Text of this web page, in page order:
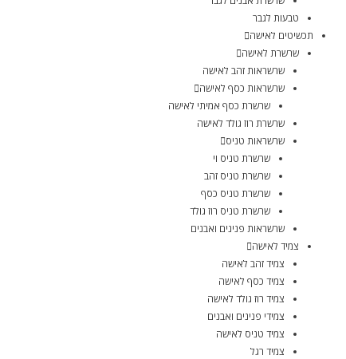
טבעות לגבר
תכשיטים לאישה
שרשרת לאישה
שרשראות זהב לאישה
שרשראות כסף לאישה
שרשרת כסף אמיתי לאישה
שרשרת רוז גולד לאישה
שרשראות טניס
שרשרת טניס וי
שרשרת טניס זהב
שרשרת טניס כסף
שרשרת טניס רוז גולד
שרשראות פנינים ואבנים
צמיד לאישה
צמיד זהב לאישה
צמיד כסף לאישה
צמיד רוז גולד לאישה
צמידי פנינים ואבנים
צמיד טניס לאישה
צמיד רגל